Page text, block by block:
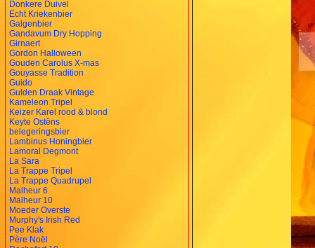
Donkere Duivel
Echt Kriekenbier
Galgenbier
Gandavum Dry Hopping
Girnaert
Gordon Halloween
Gouden Carolus X-mas
Gouyasse Tradition
Guido
Gulden Draak Vintage
Kameleon Tripel
Keizer Karel rood & blond
Keyte Ostêns
belegeringsbier
Lambinus Honingbier
Lamoral Degmont
La Sara
La Trappe Tripel
La Trappe Quadrupel
Malheur 6
Malheur 10
Moeder Overste
Murphy's Irish Red
Pee Klak
Père Noël